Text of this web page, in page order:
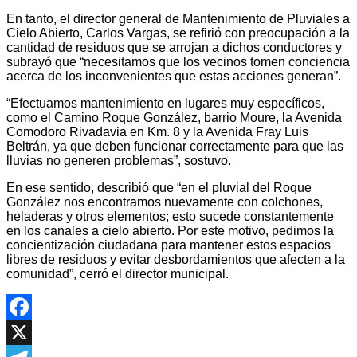
En tanto, el director general de Mantenimiento de Pluviales a
Cielo Abierto, Carlos Vargas, se refirió con preocupación a la
cantidad de residuos que se arrojan a dichos conductores y
subrayó que “necesitamos que los vecinos tomen conciencia
acerca de los inconvenientes que estas acciones generan”.
“Efectuamos mantenimiento en lugares muy específicos,
como el Camino Roque González, barrio Moure, la Avenida
Comodoro Rivadavia en Km. 8 y la Avenida Fray Luis
Beltrán, ya que deben funcionar correctamente para que las
lluvias no generen problemas”, sostuvo.
En ese sentido, describió que “en el pluvial del Roque
González nos encontramos nuevamente con colchones,
heladeras y otros elementos; esto sucede constantemente
en los canales a cielo abierto. Por este motivo, pedimos la
concientización ciudadana para mantener estos espacios
libres de residuos y evitar desbordamientos que afecten a la
comunidad”, cerró el director municipal.
Facebook